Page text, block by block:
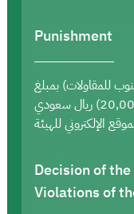
Punishment
للمقاولات) بمبلغ
Decision of
Violations of